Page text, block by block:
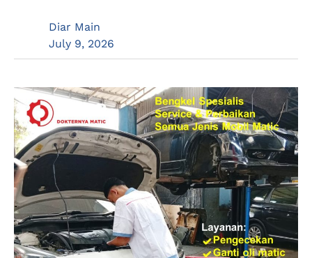
Diar Main
July 9, 2026